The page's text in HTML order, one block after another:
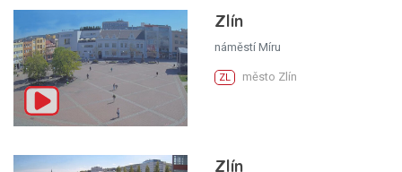
Zlín
náměstí Míru
ZL město Zlín
Zlín